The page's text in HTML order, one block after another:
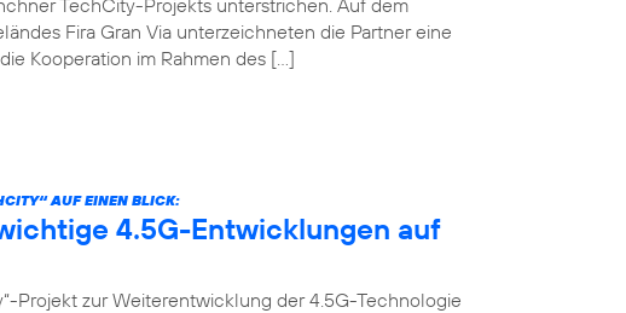
TechCity-Projekts unterstrichen. Auf dem
Fira Gran Via unterzeichneten die Partner eine
Kooperation im Rahmen des […]
AUF EINEN BLICK:
4.5G-Entwicklungen auf
Projekt zur Weiterentwicklung der 4.5G-Technologie